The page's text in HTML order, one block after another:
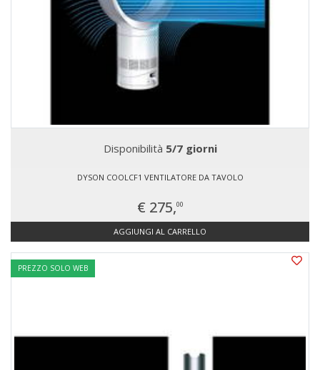
Disponibilità 5/7 giorni
DYSON COOLCF1 VENTILATORE DA TAVOLO
€ 275,00
AGGIUNGI AL CARRELLO
PREZZO SOLO WEB